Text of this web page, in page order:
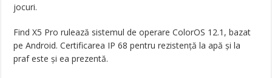
jocuri.
Find X5 Pro rulează sistemul de operare ColorOS 12.1, bazat
pe Android. Certificarea IP 68 pentru rezistență la apă și la
praf este și ea prezentă.